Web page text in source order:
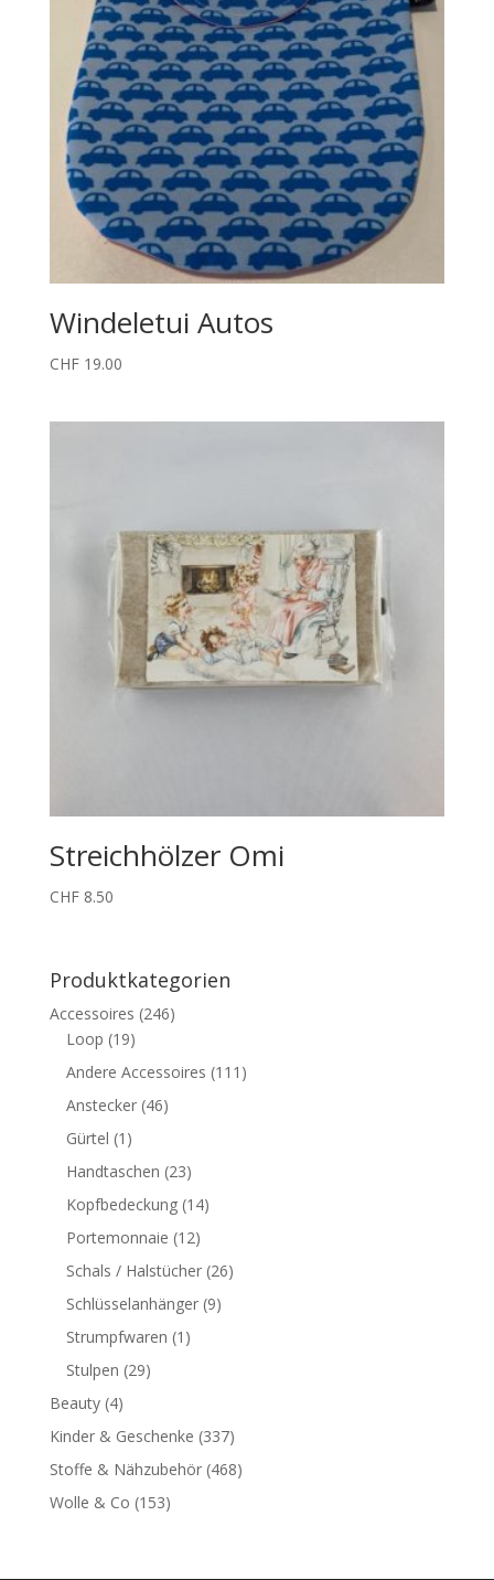
Windeletui Autos
CHF19.00
Streichhölzer Omi
CHF8.50
Produktkategorien
Accessoires (246)
Loop (19)
Andere Accessoires (111)
Anstecker (46)
Gürtel (1)
Handtaschen (23)
Kopfbedeckung (14)
Portemonnaie (12)
Schals / Halstücher (26)
Schlüsselanhänger (9)
Strumpfwaren (1)
Stulpen (29)
Beauty (4)
Kinder & Geschenke (337)
Stoffe & Nähzubehör (468)
Wolle & Co (153)